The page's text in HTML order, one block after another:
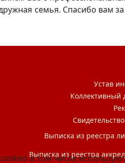
семья. Спасибо вам
Устав
Коллективный
Выписка из реестра
Выписка из реестра
в том числе